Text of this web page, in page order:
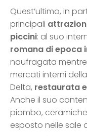
Quest’ultimo, in
principali
piccini: al suo
romana di epoca
naufragata
mercati interni
Delta, restaurata
Anche il suo
piombo,
esposto nelle sale